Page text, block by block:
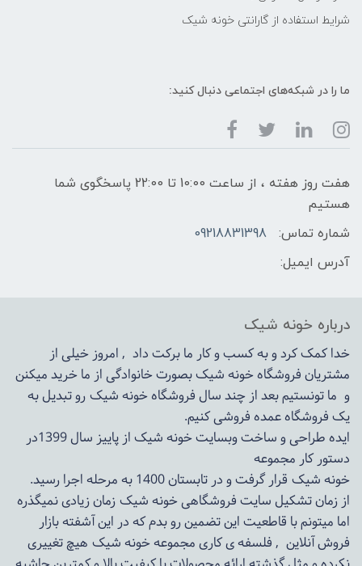
شرایط استفاده از گارانتی خونه شیک
ما را در شبکه‌های اجتماعی دنبال کنید:
هفت روز هفته ، از ساعت 10:00 تا 22:00 پاسخگوی شما
هستیم
شماره تماس:
09218831398
آدرس ایمیل:
درباره خونه شیک
خدا کمک کرد و به کسب و کار ما برکت داد , امروز خیلی از
مشتریان فروشگاه خونه شیک بصورت خانوادگی از ما خرید میکنن
و ما تونستیم بعد از چند سال فروشگاهخونه شیکرو تبدیل به
یک فروشگاه عمده فروشی کنیم.
ایده طراحی و ساخت وبسایت خونه شیک از پاییز سال 1399در
دستور کار مجموعه
خونه شیک قرار گرفت و در تابستان 1400 به مرحله اجرا رسید.
از زمان تشکیل سایت فروشگاهیخونه شیکزمان زیادی نمیگذره
اما میتونم با قاطعیت این تضمین رو بدم که در این آشفته بازار
فروش آنلاین , فلسفه ی کاری مجموعهخونه شیک هیچ تغییری